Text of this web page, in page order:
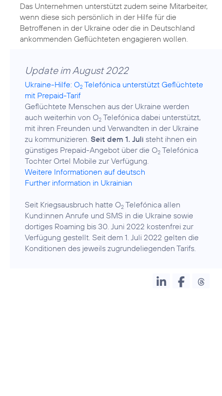
Das Unternehmen unterstützt zudem seine Mitarbeiter,
wenn diese sich persönlich in der Hilfe für die
Betroffenen in der Ukraine oder die in Deutschland
ankommenden Geflüchteten engagieren wollen.
Update im August 2022
Ukraine-Hilfe: O2 Telefónica unterstützt Geflüchtete
mit Prepaid-Tarif
Geflüchtete Menschen aus der Ukraine werden
auch weiterhin von O2 Telefónica dabei unterstützt,
mit ihren Freunden und Verwandten in der Ukraine
zu kommunizieren. Seit dem 1. Juli steht ihnen ein
günstiges Prepaid-Angebot über die O2 Telefónica
Weitere Informationen auf deutsch
Further information in Ukrainian
Seit Kriegsausbruch hatte O2 Telefónica allen
Kund:innen Anrufe und SMS in die Ukraine sowie
dortiges Roaming bis 30. Juni 2022 kostenfrei zur
Verfügung gestellt. Seit dem 1. Juli 2022 gelten die
Konditionen des jeweils zugrundeliegenden Tarifs.